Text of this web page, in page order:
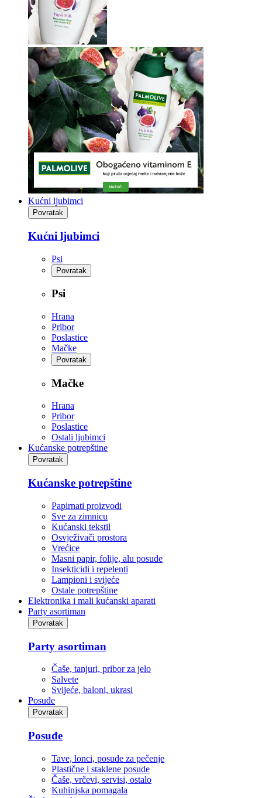
Kućni ljubimci
Povratak
Kućni ljubimci
Psi
Povratak
Psi
Hrana
Pribor
Poslastice
Mačke
Povratak
Mačke
Hrana
Pribor
Poslastice
Ostali ljubimci
Kućanske potrepštine
Povratak
Kućanske potrepštine
Papirnati proizvodi
Sve za zimnicu
Kućanski tekstil
Osvježivači prostora
Vrećice
Masni papir, folije, alu posude
Insekticidi i repelenti
Lampioni i svijeće
Ostale potrepštine
Elektronika i mali kućanski aparati
Party asortiman
Povratak
Party asortiman
Čaše, tanjuri, pribor za jelo
Salvete
Svijeće, baloni, ukrasi
Posuđe
Povratak
Posuđe
Tave, lonci, posude za pečenje
Plastične i staklene posude
Čaše, vrčevi, servisi, ostalo
Kuhinjska pomagala